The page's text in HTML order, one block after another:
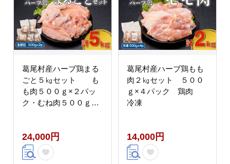
葛尾村産ハーブ鶏まる
ごと５㎏セット も
も肉５００ｇ×２パッ
ク・むね肉５００ｇ×
先５００ｇ×２パッ
ク・手羽元５００ｇ×
２パック 鶏肉 冷凍
24,000円
葛尾村産ハーブ鶏もも
肉２㎏セット ５００
ｇ×４パック 鶏肉
冷凍
14,000円